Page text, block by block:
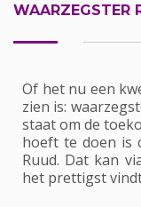
WAARZEGSTER
Of het nu een
zien is:
staat om de
hoeft te doen is
Ruud. Dat kan
het prettigst